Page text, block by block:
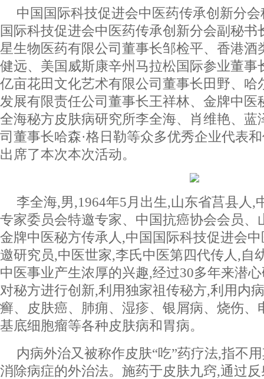
中国国际科技促进会中医药传承创新分
国际科技促进会中医药传承创新分会副秘书
星生物医药有限公司董事长邹检平、香港酒
健远、美国威斯康辛州马拉松国际参业董事
亿亩花田文化艺术有限公司董事长田野、哈
发展有限责任公司董事长王祥林、金牌中医
全海秘方皮肤病研究所李全海、肖维艳、蓝
司董事长哈森·格日勒等众多优秀企业代表
出席了本次本次活动。
李全海,男,1964年5月出生,山东省莒县人,
专家委员会特邀专家、中国抗癌协会会员、
金牌中医秘方传承人,中国国际科技促进会
邀研究员,中医世家,李氏中医第四代传人,自
中医事业产生浓厚的兴趣,经过30多年来潜
对秘方进行创新,利用独家祖传秘方,利用内
癣、皮肤癌、肺痈、湿疹、银屑病、烧伤、
基底细胞瘤等各种皮肤病和胃病。
内病外治又被称作皮肤“吃”药疗法,指不
消除病症的外治法。施药于皮肤九窍,通过